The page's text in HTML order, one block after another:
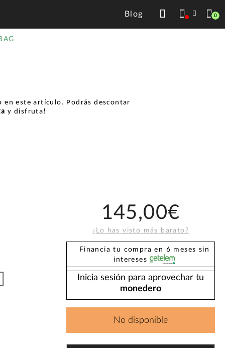
Blog 0
en este artículo. Podrás descontar
y disfruta!
145,00€
¿Lo has visto más barato?
Financia tu compra en 6 meses sin
intereses
Inicia sesión para aprovechar tu
monedero
No disponible